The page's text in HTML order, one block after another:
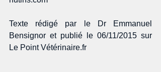
Texte rédigé par le Dr Emmanuel
Bensignor et publié le 06/11/2015 sur
Le Point Vétérinaire.fr